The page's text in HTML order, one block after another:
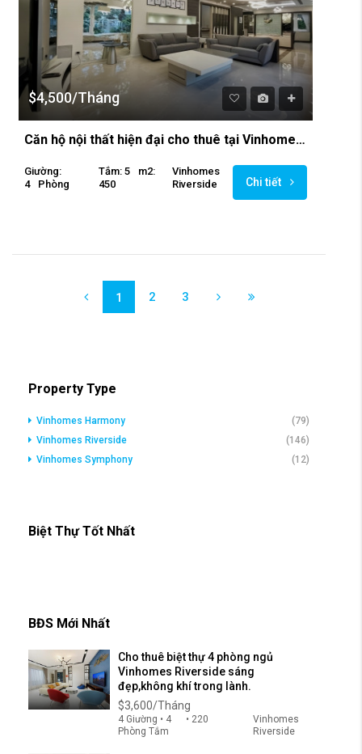
$4,500/Tháng
Căn hộ nội thất hiện đại cho thuê tại Vinhomes Riversdie
Giường:
4
Phòng
Tắm: 5
M2:
450
Vinhomes
Riverside
Chi tiết
1 2 3
Property Type
Vinhomes Harmony
(79)
Vinhomes Riverside
(146)
Vinhomes Symphony
(12)
Biệt Thự Tốt Nhất
BĐS Mới Nhất
Cho thuê biệt thự 4 phòng ngủ
Vinhomes Riverside sáng
đẹp,không khí trong lành.
$3,600/Tháng
4 Giường • 4
Phòng Tắm
• 220
Vinhomes
Riverside